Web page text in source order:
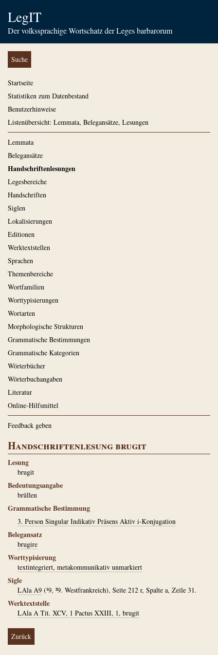
LegIT
Der volkssprachige Wortschatz der Leges barbarorum
Suche
Startseite
Statistiken zum Datenbestand
Benutzerhinweise
Listenübersicht: Lemmata, Belegansätze, Lesungen
Lemmata
Belegansätze
Handschriftenlesungen
Legesbereiche
Handschriften
Siglen
Lokalisierungen
Editionen
Werktextstellen
Sprachen
Themenbereiche
Wortfamilien
Worttypisierungen
Wortarten
Morphologische Strukturen
Grammatische Bestimmungen
Grammatische Kategorien
Wörterbücher
Wörterbuchangaben
Literatur
Online-Hilfsmittel
Feedback geben
Handschriftenlesung brugit
Lesung
brugit
Bedeutungsangabe
brüllen
Grammatische Bestimmung
3. Person Singular Indikativ Präsens Aktiv i-Konjugation
Belegansatz
brugire
Worttypisierung
textintegriert, metakommunikativ unmarkiert
Sigle
LAla A9 (¹9, ²9. Westfrankreich), Seite 212 r, Spalte a, Zeile 31.
Werktextstelle
LAla A Tit. XCV, 1 Pactus XXIII, 1, brugit
Zurück